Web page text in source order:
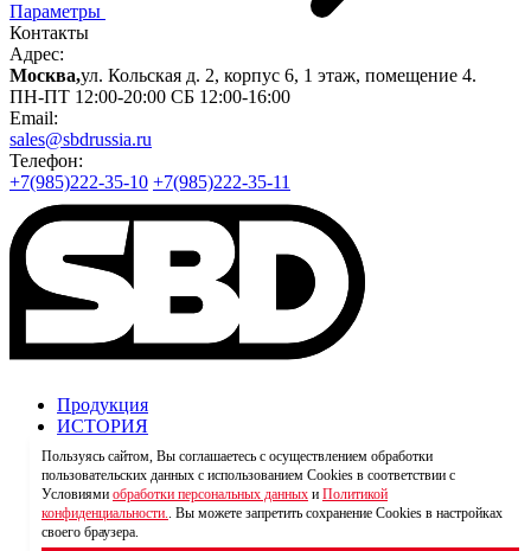
Параметры
Контакты
Адрес:
Москва,ул. Кольская д. 2, корпус 6, 1 этаж, помещение 4.
ПН-ПТ 12:00-20:00 СБ 12:00-16:00
Email:
sales@sbdrussia.ru
Телефон:
+7(985)222-35-10 +7(985)222-35-11
Продукция
ИСТОРИЯ
Оплата и доставка
Политика конфиденцилальности
Согласие на рекламные рассылки
Публичная оферта
Пользуясь сайтом, Вы соглашаетесь с осуществлением обработки
пользовательских данных с использованием Cookies в соответствии с
Условиями обработки персональных данных и Политикой
конфиденциальности.. Вы можете запретить сохранение Cookies в настройках
своего браузера.